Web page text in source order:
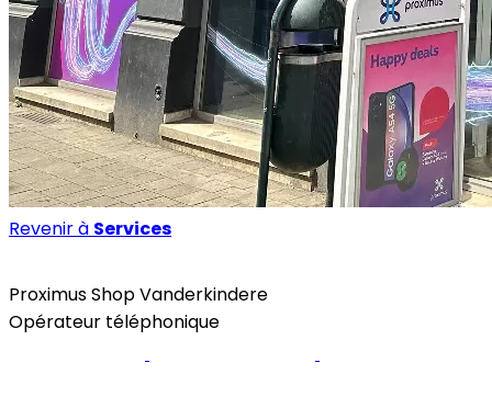
Revenir à Services
Proximus Shop Vanderkindere
Opérateur téléphonique